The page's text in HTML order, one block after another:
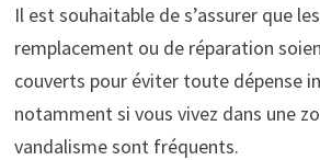
Il est souhaitable de s’assurer que
remplacement ou de réparation
couverts pour éviter toute dépense
notamment si vous vivez dans une
vandalisme sont fréquents.